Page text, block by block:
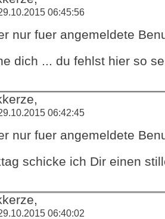
06:45:56
nur fuer angemeldete
dich ... du fehlst hier so
06:42:45
nur fuer angemeldete
schicke ich Dir einen
06:40:02